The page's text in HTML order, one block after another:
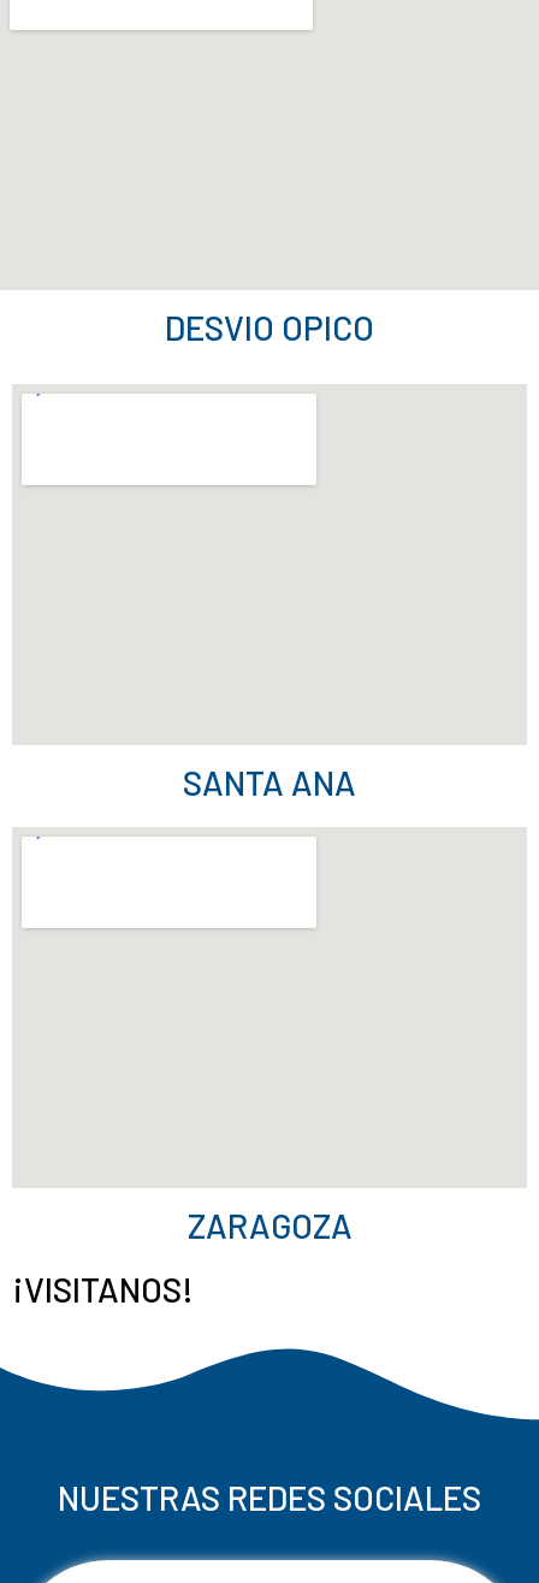
DESVIO OPICO
SANTA ANA
ZARAGOZA
¡VISITANOS!
NUESTRAS REDES SOCIALES